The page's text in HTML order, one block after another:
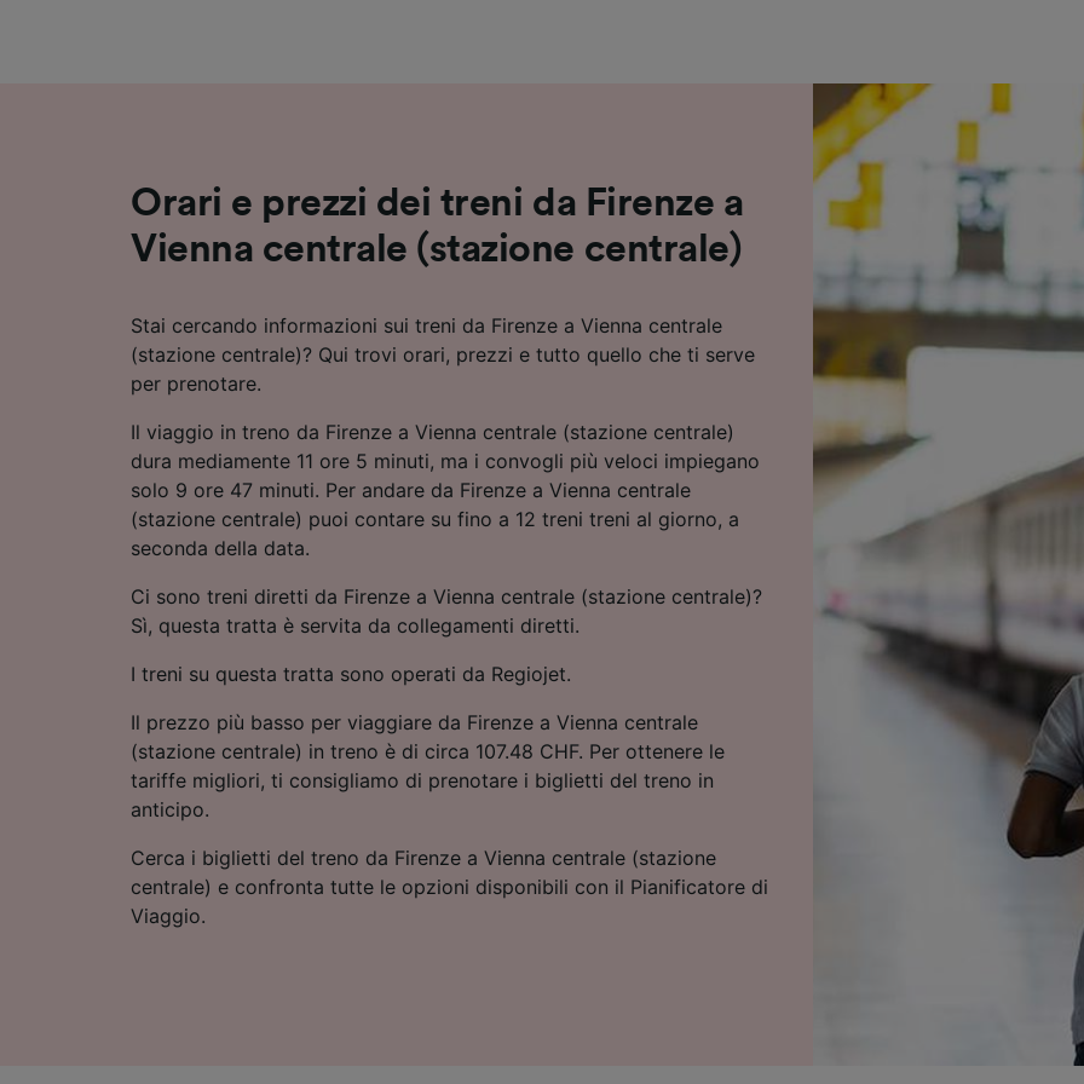
Orari e prezzi dei treni da Firenze a
Vienna centrale (stazione centrale)
Stai cercando informazioni sui treni da Firenze a Vienna centrale
(stazione centrale)? Qui trovi orari, prezzi e tutto quello che ti serve
per prenotare.
Il viaggio in treno da Firenze a Vienna centrale (stazione centrale)
dura mediamente 11 ore 5 minuti, ma i convogli più veloci impiegano
solo 9 ore 47 minuti. Per andare da Firenze a Vienna centrale
(stazione centrale) puoi contare su fino a 12 treni treni al giorno, a
seconda della data.
Ci sono treni diretti da Firenze a Vienna centrale (stazione centrale)?
Sì, questa tratta è servita da collegamenti diretti.
I treni su questa tratta sono operati da Regiojet.
Il prezzo più basso per viaggiare da Firenze a Vienna centrale
(stazione centrale) in treno è di circa 107.48 CHF. Per ottenere le
tariffe migliori, ti consigliamo di prenotare i biglietti del treno in
anticipo.
Cerca i biglietti del treno da Firenze a Vienna centrale (stazione
centrale) e confronta tutte le opzioni disponibili con il Pianificatore di
Viaggio.